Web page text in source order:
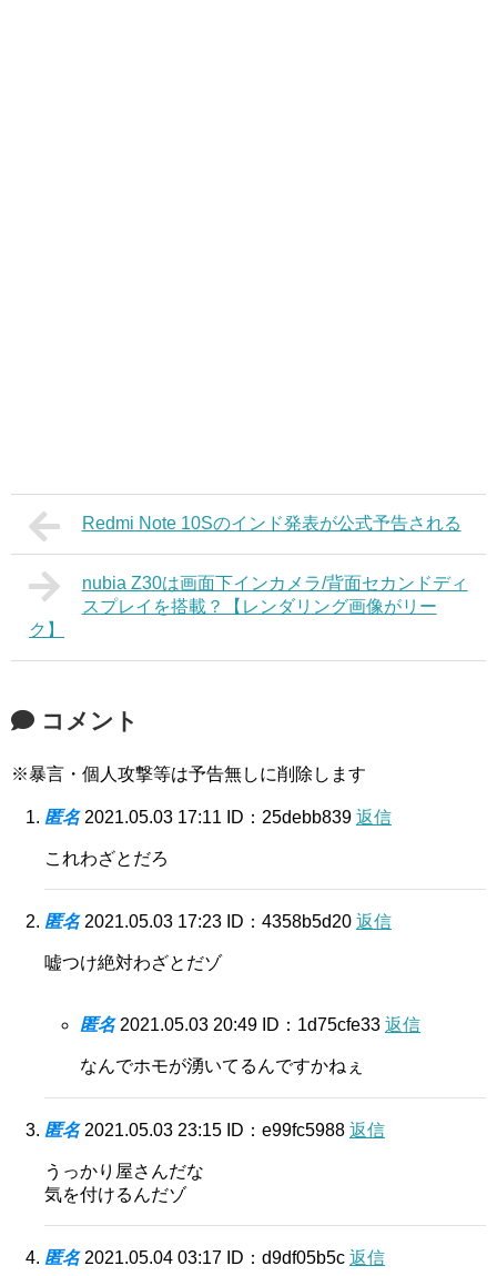
Redmi Note 10Sのインド発表が公式予告される
nubia Z30は画面下インカメラ/背面セカンドディ
スプレイを搭載？【レンダリング画像がリー
ク】
コメント
※暴言・個人攻撃等は予告無しに削除します
匿名 2021.05.03 17:11 ID：25debb839 返信
これわざとだろ
匿名 2021.05.03 17:23 ID：4358b5d20 返信
嘘つけ絶対わざとだゾ
匿名 2021.05.03 20:49 ID：1d75cfe33 返信
なんでホモが湧いてるんですかねぇ
匿名 2021.05.03 23:15 ID：e99fc5988 返信
うっかり屋さんだな
気を付けるんだゾ
匿名 2021.05.04 03:17 ID：d9df05b5c 返信